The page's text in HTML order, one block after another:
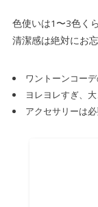
色使いは1〜3色く
清潔感は絶対にお
ワントーンコー
ヨレヨレすぎ、
アクセサリーは